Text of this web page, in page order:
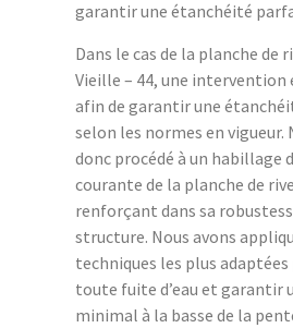
garantir une étanchéité
Dans le cas de la planche de
Vieille – 44, une intervention
afin de garantir une
selon les normes en vigueur.
donc procédé à un habillage
courante de la planche de
renforçant dans sa
structure. Nous avons
techniques les plus
toute fuite d’eau et garantir
minimal à la basse de la